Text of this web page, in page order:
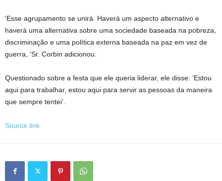
‘Esse agrupamento se unirá. Haverá um aspecto alternativo e
haverá uma alternativa sobre uma sociedade baseada na pobreza,
discriminação e uma política externa baseada na paz em vez de
guerra, ‘Sr. Corbin adicionou.
Questionado sobre a festa que ele queria liderar, ele disse: ‘Estou
aqui para trabalhar, estou aqui para servir as pessoas da maneira
que sempre tentei’.
Source link